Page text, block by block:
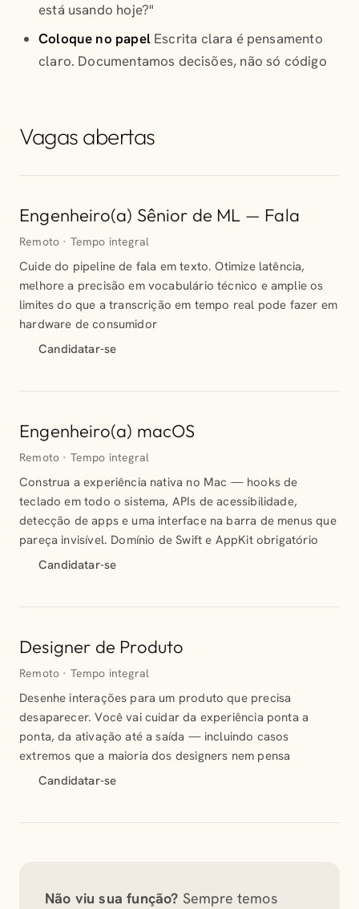
está usando hoje?"
Coloque no papelEscrita clara é pensamento
claro. Documentamos decisões, não só código
Vagas abertas
Engenheiro(a) Sênior de ML — Fala
Remoto · Tempo integral
Cuide do pipeline de fala em texto. Otimize latência,
melhore a precisão em vocabulário técnico e amplie os
limites do que a transcrição em tempo real pode fazer em
hardware de consumidor
Candidatar-se
Engenheiro(a) macOS
Remoto · Tempo integral
Construa a experiência nativa no Mac — hooks de
teclado em todo o sistema, APIs de acessibilidade,
detecção de apps e uma interface na barra de menus que
pareça invisível. Domínio de Swift e AppKit obrigatório
Candidatar-se
Designer de Produto
Remoto · Tempo integral
Desenhe interações para um produto que precisa
desaparecer. Você vai cuidar da experiência ponta a
ponta, da ativação até a saída — incluindo casos
extremos que a maioria dos designers nem pensa
Candidatar-se
Não viu sua função? Sempre temos